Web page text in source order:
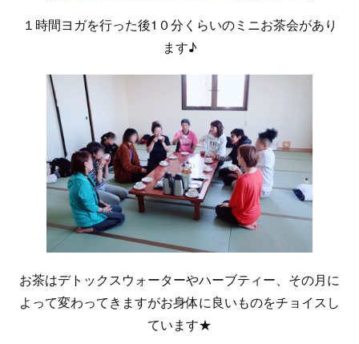
１時間ヨガを行った後1０分くらいのミニお茶会があり
ます♪
お茶はデトックスウォーターやハーブティー、その月に
よって変わってきますがお身体に良いものをチョイスし
ています★